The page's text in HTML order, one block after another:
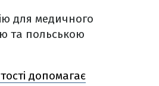
для медичного
та польською
допомагає